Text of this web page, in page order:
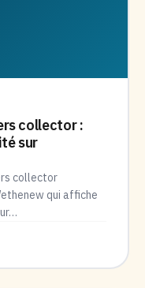
collector :
sur
collector
qui affiche